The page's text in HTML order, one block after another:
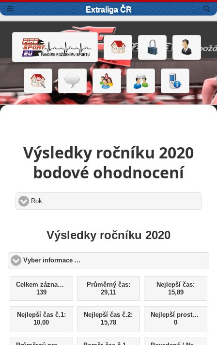
Extraliga ČR
Výsledky ročníku 2020
bodové ohodnocení
Rok:
Výsledky ročníku 2020
Vyber informace ...
Celkem záznamů:
139
Průměrný čas:
29,11
Nejlepší čas:
15,89
Nejlepší čas č.1:
10,00
Nejlepší čas č.2:
15,78
Nejlepší prostřik:
0